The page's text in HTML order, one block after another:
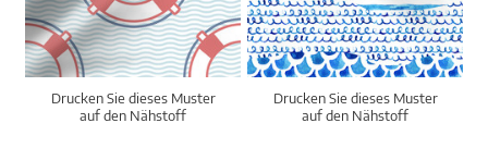
Drucken Sie dieses Muster
auf den Nähstoff
Drucken Sie dieses Muster
auf den Nähstoff